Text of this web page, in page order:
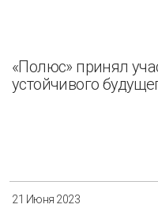
«Полюс» принял
устойчивого
21 Июня 2023